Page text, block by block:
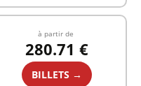
à partir de
280.71 €
BILLETS →